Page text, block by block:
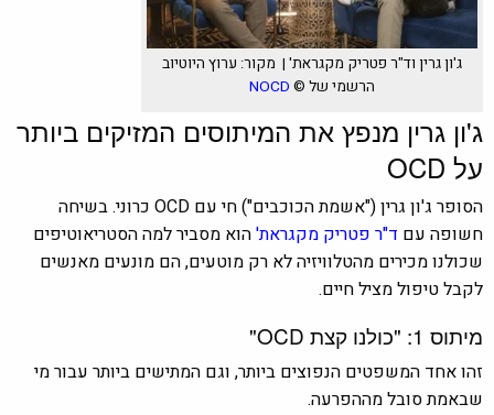
ג'ון גרין וד"ר פטריק מקגראת' | מקור: ערוץ היוטיוב
הרשמי של ©NOCD
ג'ון גרין מנפץ את המיתוסים המזיקים ביותר
על OCD
הסופר ג'ון גרין ("אשמת הכוכבים") חי עם OCD כרוני. בשיחה
חשופה עםד"ר פטריק מקגראת'הוא מסביר למה הסטריאוטיפים
שכולנו מכירים מהטלוויזיה לא רק מוטעים, הם מונעים מאנשים
לקבל טיפול מציל חיים.
מיתוס 1: "כולנו קצת OCD"
זהו אחד המשפטים הנפוצים ביותר, וגם המתישים ביותר עבור מי
שבאמת סובל מההפרעה.